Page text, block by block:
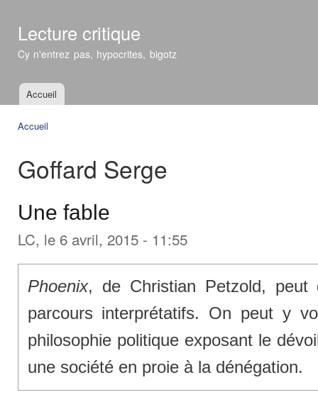
Lecture critique
Cy n'entrez pas, hypocrites, bigotz
Menu principal
Accueil
Accueil
Goffard Serge
Une fable
LC, le 6 avril, 2015 - 11:55
Phoenix, de Christian Petzold, peut
parcours interprétatifs. On peut y
philosophie politique exposant le
une société en proie à la dénégation.